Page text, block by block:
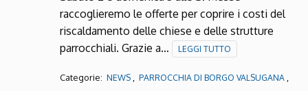
raccoglieremo le offerte per coprire i costi del
riscaldamento delle chiese e delle strutture
parrocchiali. Grazie a…
LEGGI TUTTO
Categorie: NEWS PARROCCHIA DI BORGO VALSUGANA